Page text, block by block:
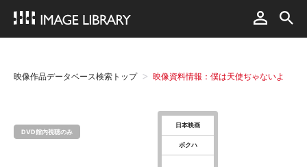
映像作品データベース検索トップ 映像資料情報：僕は天使ぢゃないよ
DVD館内視聴のみ
日本映画
ボクハ